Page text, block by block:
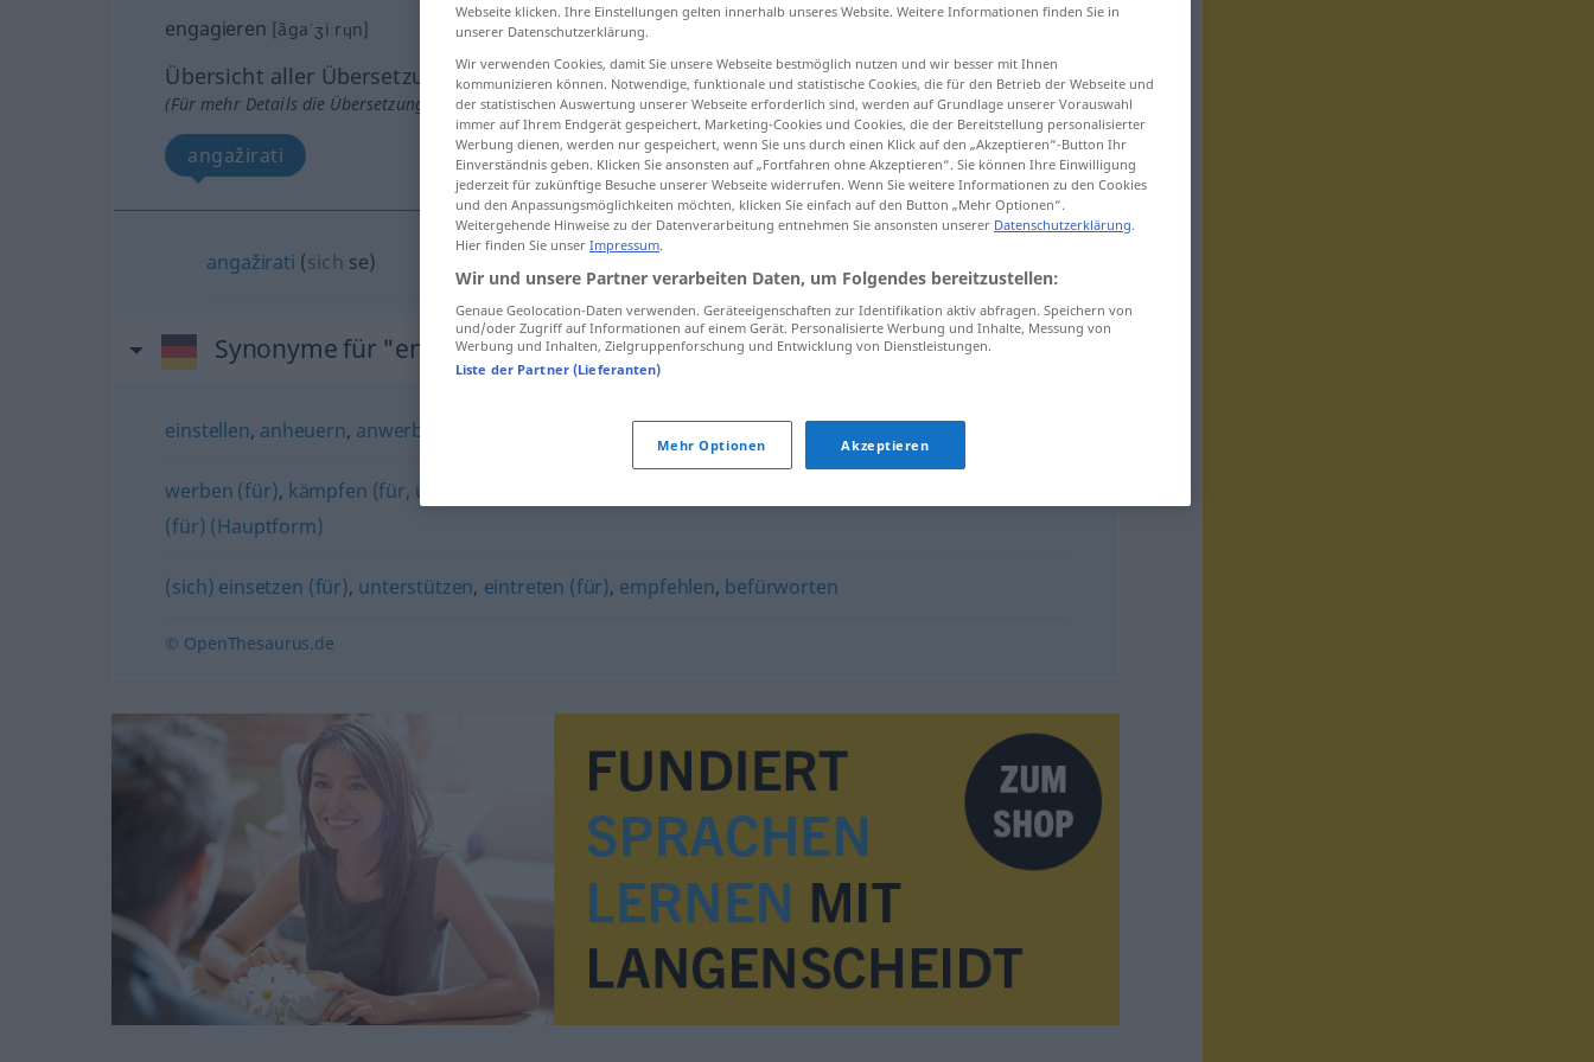
engagieren [ãgaˈʒiːrɥn]
Übersicht aller Übersetzungen
(Für mehr Details die Übersetzung anklicken/antippen)
angažirati
angažirati (sich se)
Synonyme für "engagieren"
einstellen, anheuern, anwerben anstellen,beschäftigen,berufen (auf einen Lehrstuhl)
werben (für), kämpfen (für, um)
(für) (Hauptform)
(sich) einsetzen (für), unterstützen, eintreten (für), empfehlen, befürworten
© OpenThesaurus.de
Webseite klicken. Ihre Einstellungen gelten innerhalb unseres Website. Weitere Informationen finden Sie in
unserer Datenschutzerklärung.
Wir verwenden Cookies, damit Sie unsere Webseite bestmöglich nutzen und wir besser mit Ihnen
kommunizieren können. Notwendige, funktionale und statistische Cookies, die für den Betrieb der Webseite und
der statistischen Auswertung unserer Webseite erforderlich sind, werden auf Grundlage unserer Vorauswahl
immer auf Ihrem Endgerät gespeichert. Marketing-Cookies und Cookies, die der Bereitstellung personalisierter
Werbung dienen, werden nur gespeichert, wenn Sie uns durch einen Klick auf den „Akzeptieren“-Button Ihr
Einverständnis geben. Klicken Sie ansonsten auf „Fortfahren ohne Akzeptieren“. Sie können Ihre Einwilligung
jederzeit für zukünftige Besuche unserer Webseite widerrufen. Wenn Sie weitere Informationen zu den Cookies
und den Anpassungsmöglichkeiten möchten, klicken Sie einfach auf den Button „Mehr Optionen“.
Weitergehende Hinweise zu der Datenverarbeitung entnehmen Sie ansonsten unserer Datenschutzerklärung.
Hier finden Sie unser Impressum.
Wir und unsere Partner verarbeiten Daten, um Folgendes bereitzustellen:
Genaue Geolocation-Daten verwenden. Geräteeigenschaften zur Identifikation aktiv abfragen. Speichern von
und/oder Zugriff auf Informationen auf einem Gerät. Personalisierte Werbung und Inhalte, Messung von
Werbung und Inhalten, Zielgruppenforschung und Entwicklung von Dienstleistungen.
Liste der Partner (Lieferanten)
Mehr Optionen Akzeptieren